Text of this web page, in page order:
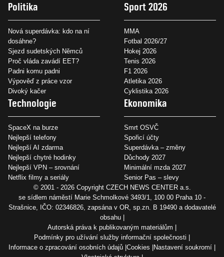
Politika
Nová superdávka: kdo na ní
dosáhne?
Sjezd sudetských Němců
Proč vláda zavádí EET?
Padni komu padni
Výpověď z práce vzor
Divoký kačer
Sport 2026
MMA
Fotbal 2026/27
Hokej 2026
Tenis 2026
F1 2026
Atletika 2026
Cyklistika 2026
Technologie
SpaceX na burze
Nejlepší telefony
Nejlepší AI zdarma
Nejlepší chytré hodinky
Nejlepší VPN – srovnání
Netflix filmy a seriály
Ekonomika
Smrt OSVČ
Spořicí účty
Superdávka – změny
Důchody 2027
Minimální mzda 2027
Senior Pas – slevy
© 2001 - 2026 Copyright CZECH NEWS CENTER a.s.
se sídlem náměstí Marie Schmolkové 3493/1, 100 00 Praha 10 -
Strašnice, IČO: 02346826, zapsána v OR, sp.zn. B 19490 a dodavatelé
obsahu
Autorská práva k publikovaným materiálům
Podmínky pro užívání služby informační společnosti
Informace o zpracování osobních údajů Cookies
Nastavení soukromí